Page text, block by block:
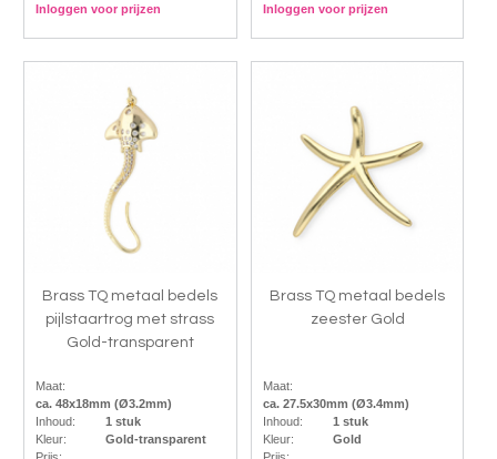
Inloggen voor prijzen
Inloggen voor prijzen
Brass TQ metaal bedels
pijlstaartrog met strass
Gold-transparent
Maat:
ca. 48x18mm (Ø3.2mm)
Inhoud:
1 stuk
Kleur:
Gold-transparent
Brass TQ metaal bedels
zeester Gold
Maat:
ca. 27.5x30mm (Ø3.4mm)
Inhoud:
1 stuk
Kleur:
Gold